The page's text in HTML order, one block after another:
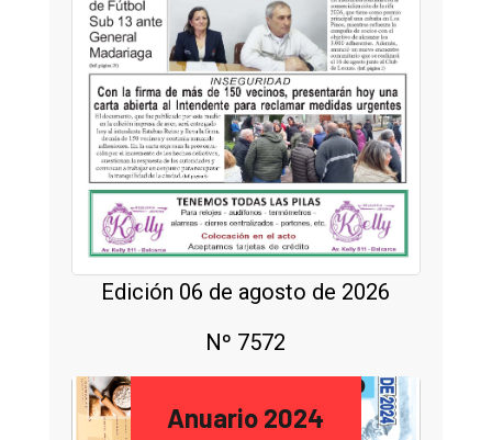
Edición 06 de agosto de 2026
Nº 7572
Anuario 2024